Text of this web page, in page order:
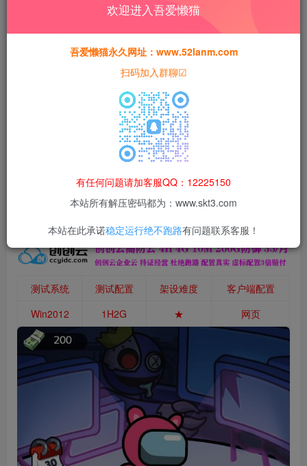
猫粮30
黄金会员猫粮15 钻石会员 免费
本站所有资源均为网络收集整理而来，仅供学习研究使用，请在下
载后24h内删除，谢谢合作！
本站资源仅用于学习交流，禁止商业运营与违法、侵权
果由使用者自行承担。
测试系统 测试配置 架设难度
客户端配置
Win2012
1H2G ★ 网页
欢迎进入吾爱懒猫
吾爱懒猫永久网址：www.52lanm.com
扫码加入群聊☑
有任何问题请加客服QQ：12225150
本站所有解压密码都为：www.skt3.com
本站在此承诺稳定运行绝不跑路有问题联系客服！